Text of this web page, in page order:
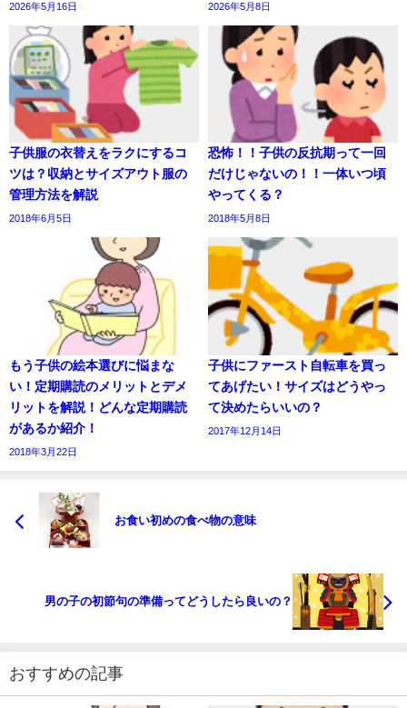
2026年5月16日 2026年5月8日
子供服の衣替えをラクにするコ
ツは？収納とサイズアウト服の
管理方法を解説
2018年6月5日
恐怖！！子供の反抗期って一回
だけじゃないの！！一体いつ頃
やってくる？
2018年5月8日
もう子供の絵本選びに悩まな
い！定期購読のメリットとデメ
リットを解説！どんな定期購読
があるか紹介！
2018年3月22日
子供にファースト自転車を買っ
てあげたい！サイズはどうやっ
て決めたらいいの？
2017年12月14日
お食い初めの食べ物の意味
男の子の初節句の準備ってどうしたら良いの？
おすすめの記事